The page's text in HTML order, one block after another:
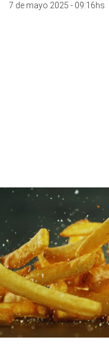
7 de mayo 2025 - 09:16hs